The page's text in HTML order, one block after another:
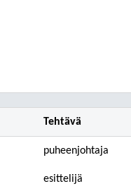
Tehtävä
puheenjohtaja
esittelijä